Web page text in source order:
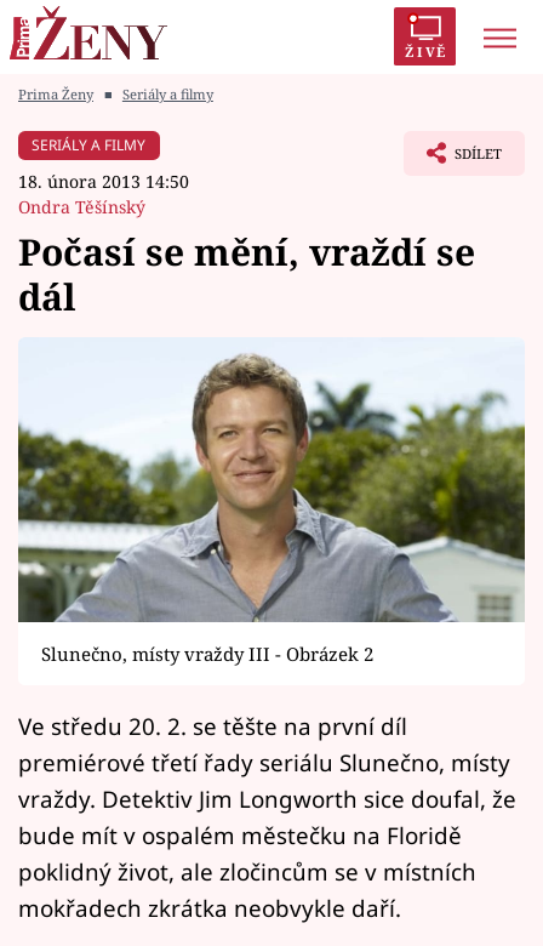
ŽIVĚ
Módní alarm
Témata
Vztahy
Seriály
Horoskopy
Sledujte prima+
Filmový festival Karlovy Vary
Pořady
Mámy sobě
Přihlášení
Prima Ženy ■ Seriály a filmy
SERIÁLY A FILMY
18. února 2013 14:50
Ondra Těšínský
SDÍLET
Počasí se mění, vraždí se
dál
Slunečno, místy vraždy III - Obrázek 2
Ve středu 20. 2. se těšte na první díl
premiérové třetí řady seriálu Slunečno, místy
vraždy. Detektiv Jim Longworth sice doufal, že
bude mít v ospalém městečku na Floridě
poklidný život, ale zločincům se v místních
mokřadech zkrátka neobvykle daří.